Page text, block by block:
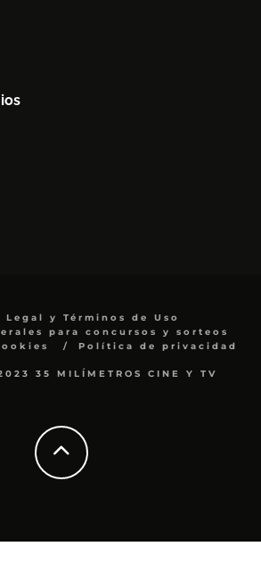
Legal y Términos de Uso
para concursos y sorteos
Política de privacidad
35 MILÍMETROS CINE Y TV